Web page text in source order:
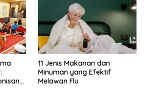
11 Jenis Makanan dan
Minuman yang Efektif
Melawan Flu